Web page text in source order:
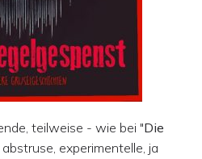
teilweise - wie bei "Die
experimentelle, ja